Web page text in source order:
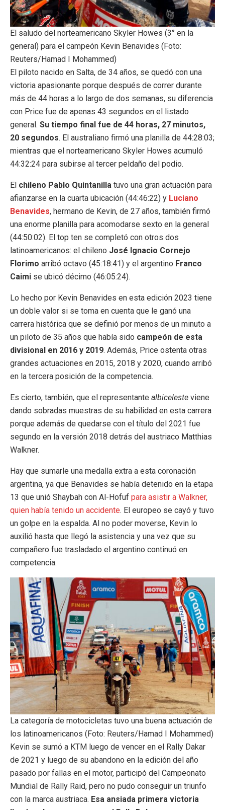
El saludo del norteamericano Skyler Howes (3° en la
general) para el campeón Kevin Benavides (Foto:
Reuters/Hamad I Mohammed)
El piloto nacido en Salta, de 34 años, se quedó con una
victoria apasionante porque después de correr durante
más de 44 horas a lo largo de dos semanas, su diferencia
con Price fue de apenas 43 segundos en el listado
general. Su tiempo final fue de 44 horas, 27 minutos,
20 segundos. El australiano firmó una planilla de 44:28:03;
mientras que el norteamericano Skyler Howes acumuló
44:32:24 para subirse al tercer peldaño del podio.
El chileno Pablo Quintanilla tuvo una gran actuación para
afianzarse en la cuarta ubicación (44:46:22) y Luciano
Benavides, hermano de Kevin, de 27 años, también firmó
una enorme planilla para acomodarse sexto en la general
(44:50:02). El top ten se completó con otros dos
latinoamericanos: el chileno José Ignacio Cornejo
Florimo arribó octavo (45:18:41) y el argentino Franco
Caimi se ubicó décimo (46:05:24).
Lo hecho por Kevin Benavides en esta edición 2023 tiene
un doble valor si se toma en cuenta que le ganó una
carrera histórica que se definió por menos de un minuto a
un piloto de 35 años que había sido campeón de esta
divisional en 2016 y 2019. Además, Price ostenta otras
grandes actuaciones en 2015, 2018 y 2020, cuando arribó
en la tercera posición de la competencia.
Es cierto, también, que el representante albiceleste viene
dando sobradas muestras de su habilidad en esta carrera
porque además de quedarse con el título del 2021 fue
segundo en la versión 2018 detrás del austriaco Matthias
Walkner.
Hay que sumarle una medalla extra a esta coronación
argentina, ya que Benavides se había detenido en la etapa
13 que unió Shaybah con Al-Hofuf para asistir a Walkner,
quien había tenido un accidente. El europeo se cayó y tuvo
un golpe en la espalda. Al no poder moverse, Kevin lo
auxilió hasta que llegó la asistencia y una vez que su
compañero fue trasladado el argentino continuó en
competencia.
La categoría de motocicletas tuvo una buena actuación de
los latinoamericanos (Foto: Reuters/Hamad I Mohammed)
Kevin se sumó a KTM luego de vencer en el Rally Dakar
de 2021 y luego de su abandono en la edición del año
pasado por fallas en el motor, participó del Campeonato
Mundial de Rally Raid, pero no pudo conseguir un triunfo
con la marca austriaca. Esa ansiada primera victoria